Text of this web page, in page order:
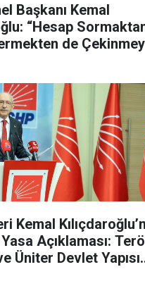
Başkanı Kemal
“Hesap
de
Kemal
Açıklaması:
Üniter Devlet Yapısı